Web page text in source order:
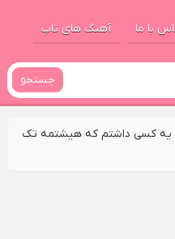
با ما آهنگ های تاپ
جستجو
یه کسی داشتم که هیشتمه تک